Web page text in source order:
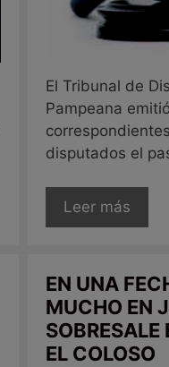
El Tribunal de
Pampeana
disputados el
Leer más
EN UNA
MUCHO EN
SOBRESALE
EL COLOSO